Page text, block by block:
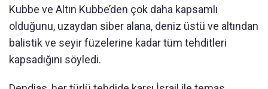
Kubbe ve Altın Kubbe’den çok daha kapsamlı
olduğunu, uzaydan siber alana, deniz üstü ve altından
balistik ve seyir füzelerine kadar tüm tehditleri
kapsadığını söyledi.